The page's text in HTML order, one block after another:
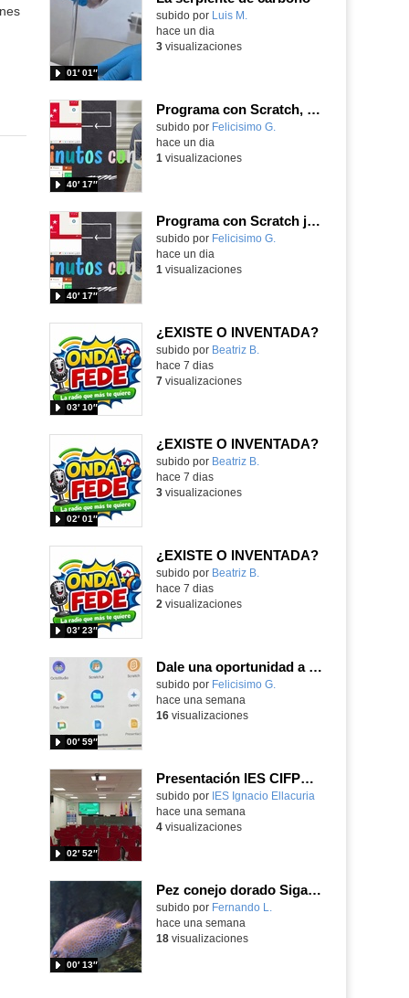
Contenido educativo.
subido por Luis M.
01′ 01″
hace un dia
3visualizaciones
Programa con Scratch, 8 diferentes juegos para vivir la emoción de los partidos de España en el mundial 2026
Contenido educativo.
subido por Felicisimo G.
40′ 17″
hace un dia
1 visualizaciones
Programa con Scratch juegos con los partidos del mundial 2026 ganados por España
Contenido educativo.
subido por Felicisimo G.
40′ 17″
hace un dia
1 visualizaciones
¿EXISTE O INVENTADA?
Contenido educativo.
subido por Beatriz B.
03′ 10″
hace 7 dias
7visualizaciones
¿EXISTE O INVENTADA?
Contenido educativo.
subido por Beatriz B.
02′ 01″
hace 7 dias
3visualizaciones
¿EXISTE O INVENTADA?
Contenido educativo.
subido por Beatriz B.
03′ 23″
hace 7 dias
2 visualizaciones
Dale una oportunidad a los Chromebooks y utiliza un proyector para realizar talleres si no tienes pantallas táctiles
Contenido educativo.
subido por Felicisimo G.
00′ 59″
hace una semana
16visualizaciones
Presentación IES CIFPD Ignacio Ellacuría
Contenido educativo.
subido por IES Ignacio Ellacuria
02′ 52″
hace una semana
4visualizaciones
Pez conejo dorado Siganus guttatus (Bloch, 1786)
Contenido educativo.
subido por Fernando L.
00′ 13″
hace una semana
18visualizaciones